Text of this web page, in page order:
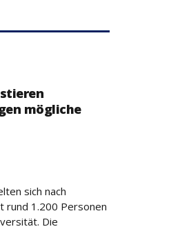
mögliche
sich nach
rund 1.200 Personen
Die